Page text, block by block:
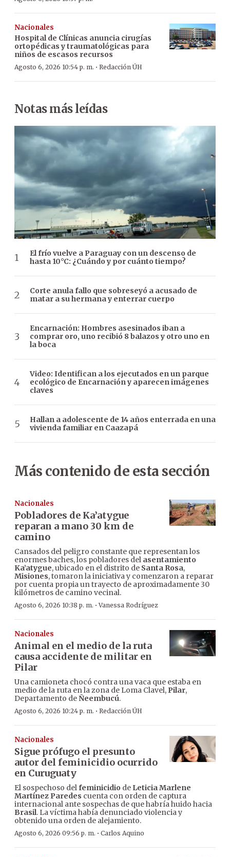
Nacionales
Hospital de Clínicas anuncia cirugías
ortopédicas y traumatológicas para
niños de escasos recursos
Agosto 6, 2026 10:54 p. m. · Redacción ÚH
Notas más leídas
El frío vuelve a Paraguay con un descenso de
hasta 10°C: ¿Cuándo y por cuánto tiempo?
Corte anula fallo que sobreseyó a acusado de
matar a su hermana y enterrar cuerpo
Encarnación: Hombres asesinados iban a
comprar oro, uno recibió 8 balazos y otro uno en
la boca
Video: Identifican a los ejecutados en un parque
ecológico de Encarnación y aparecen imágenes
claves
Hallan a adolescente de 14 años enterrada en una
vivienda familiar en Caazapá
Más contenido de esta sección
Nacionales
Pobladores de Ka’atygue
reparan a mano 30 km de
camino
Cansados del peligro constante que representan los
enormes baches, los pobladores del asentamiento
Ka’atygue, ubicado en el distrito de Santa Rosa,
Misiones, tomaron la iniciativa y comenzaron a reparar
por cuenta propia un trayecto de aproximadamente 30
kilómetros de camino vecinal.
Agosto 6, 2026 10:38 p. m. ·Vanessa Rodríguez
Nacionales
Animal en el medio de la ruta
causa accidente de militar en
Pilar
Una camioneta chocó contra una vaca que estaba en
medio de la ruta en la zona de Loma Clavel, Pilar,
Departamento deÑeembucú.
Agosto 6, 2026 10:24 p. m. · Redacción ÚH
Nacionales
Sigue prófugo el presunto
autor del feminicidio ocurrido
en Curuguaty
El sospechoso delfeminicidio de Leticia Marlene
Martínez Paredes cuenta con orden de captura
internacional ante sospechas de que habría huido hacia
Brasil. La víctima había denunciado violencia y
obtenido una orden de alejamiento.
Agosto 6, 2026 09:56 p. m. · Carlos Aquino